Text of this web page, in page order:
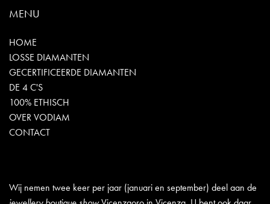
MENU
HOME
LOSSE DIAMANTEN
GECERTIFICEERDE DIAMANTEN
DE 4 C'S
100% ETHISCH
OVER VODIAM
CONTACT
Wij nemen twee keer per jaar (januari en september) deel aan de